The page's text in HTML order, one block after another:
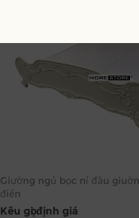
Giường ngủ bọc nỉ đầu
điển
Kêu gọi định giá